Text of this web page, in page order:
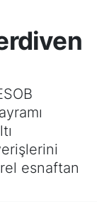
esnaftan